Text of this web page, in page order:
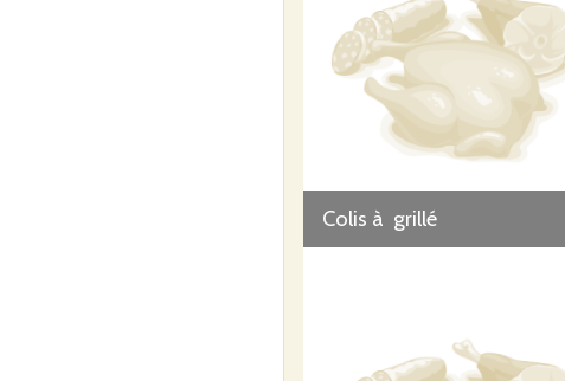
Nous faisons un métier difficile mais surtout
Colis à grillé